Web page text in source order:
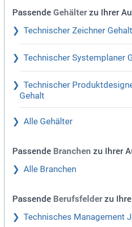
Passende Gehälter zu Ihrer
Technischer Zeichner Gehalt
Technischer Systemplaner
Technischer
Gehalt
Alle Gehälter
Passende Branchen zu Ihrer
Alle Branchen
Passende Berufsfelder zu
Technisches Management